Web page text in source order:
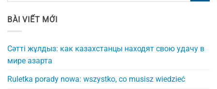
BÀI VIẾT MỚI
Сәтті жұлдыз: как казахстанцы находят свою удачу в
мире азарта
Ruletka porady nowa: wszystko, co musisz wiedzieć